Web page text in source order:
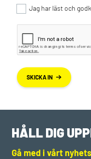
Jag har läst och
SKICKA IN
HÅLL DIG
Gå med i vårt